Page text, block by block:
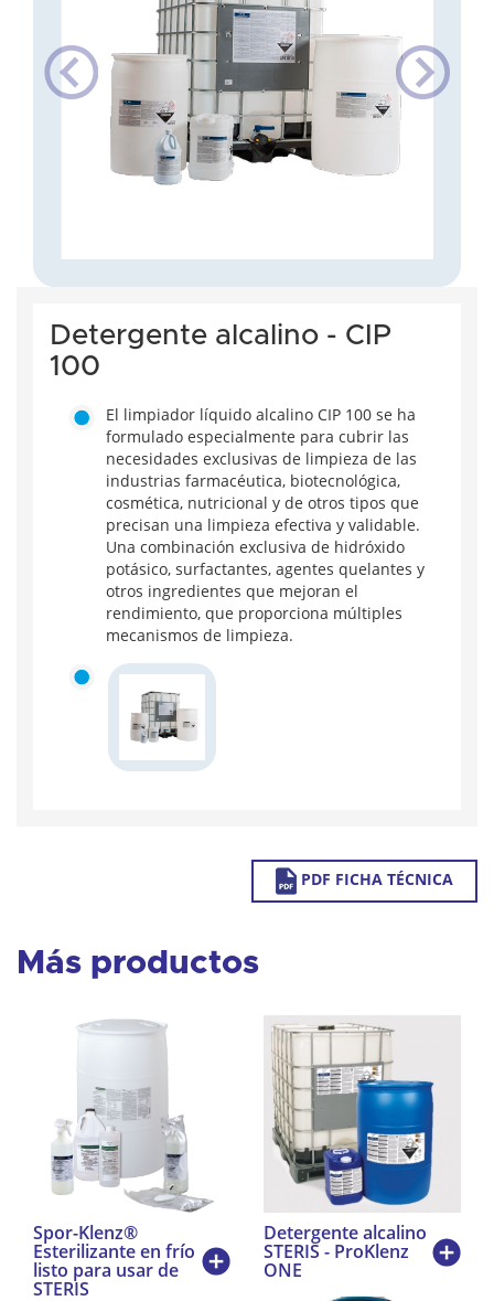
Detergente alcalino - CIP
100
El limpiador líquido alcalino CIP 100 se ha
formulado especialmente para cubrir las
necesidades exclusivas de limpieza de las
industrias farmacéutica, biotecnológica,
cosmética, nutricional y de otros tipos que
precisan una limpieza efectiva y validable.
Una combinación exclusiva de hidróxido
potásico, surfactantes, agentes quelantes y
otros ingredientes que mejoran el
rendimiento, que proporciona múltiples
mecanismos de limpieza.
PDF FICHA TÉCNICA
Más productos
Spor-Klenz®
Esterilizante en frío
listo para usar de
STERIS
Detergente alcalino
STERIS - ProKlenz
ONE